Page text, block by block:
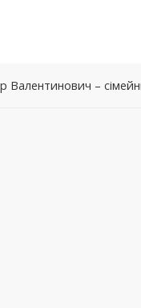
Валентинович –